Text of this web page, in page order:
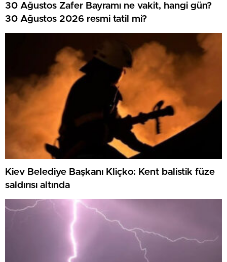
30 Ağustos Zafer Bayramı ne vakit, hangi gün?
30 Ağustos 2026 resmi tatil mi?
Kiev Belediye Başkanı Kliçko: Kent balistik füze
saldırısı altında